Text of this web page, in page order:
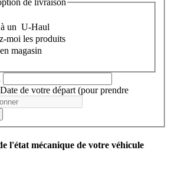
de livraison
un U-Haul
moi les produits
magasin
Date de votre départ (pour prendre
l'état mécanique de votre véhicule